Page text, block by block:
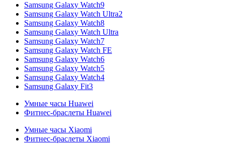
Samsung Galaxy Watch9
Samsung Galaxy Watch Ultra2
Samsung Galaxy Watch8
Samsung Galaxy Watch Ultra
Samsung Galaxy Watch7
Samsung Galaxy Watch FE
Samsung Galaxy Watch6
Samsung Galaxy Watch5
Samsung Galaxy Watch4
Samsung Galaxy Fit3
Умные часы Huawei
Фитнес-браслеты Huawei
Умные часы Xiaomi
Фитнес-браслеты Xiaomi